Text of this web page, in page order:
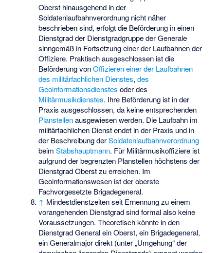
Oberst hinausgehend in der
Soldatenlaufbahnverordnung nicht näher
beschrieben sind, erfolgt die Beförderung in einen
Dienstgrad der Dienstgradgruppe der Generale
sinngemäß in Fortsetzung einer der Laufbahnen der
Offiziere. Praktisch ausgeschlossen ist die
Beförderung vonOffizieren einer der Laufbahnen
des militärfachlichen Dienstes,des
Geoinformationsdienstes oder des
Militärmusikdienstes. Ihre Beförderung ist in der
Praxis ausgeschlossen, da keine entsprechenden
Planstellenausgewiesen werden. Die Laufbahn im
militärfachlichen Dienst endet in der Praxis und in
der Beschreibung derSoldatenlaufbahnverordnung
beimStabshauptmann. Für Militärmusikoffiziere ist
aufgrund der begrenzten Planstellen höchstens der
Dienstgrad Oberst zu erreichen. Im
Geoinformationswesen ist der oberste
Fachvorgesetzte Brigadegeneral.
↑ Mindestdienstzeiten seit Ernennung zu einem
vorangehenden Dienstgrad sind formal also keine
Voraussetzungen. Theoretisch könnte in den
Dienstgrad General ein Oberst, ein Brigadegeneral,
ein Generalmajor direkt (unter „Umgehung“ der